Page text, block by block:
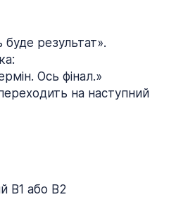
результат».
Ось фінал.»
на наступний
B1 або B2